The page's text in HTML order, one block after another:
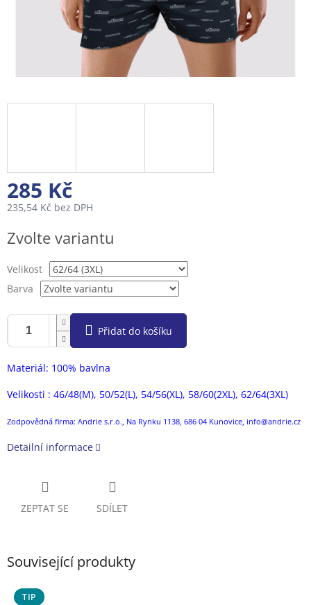
285 Kč
235,54 Kč bez DPH
cena:
Zvolte variantu
Velikost
Barva
Přidat do košíku
Materiál: 100% bavlna
Velikosti : 46/48(M), 50/52(L), 54/56(XL), 58/60(2XL), 62/64(3XL)
Zodpovědná firma: Andrie s.r.o., Na Rynku 1138, 686 04 Kunovice, info@andrie.cz
Detailní informace
ZEPTAT SE SDÍLET
Související produkty
TIP